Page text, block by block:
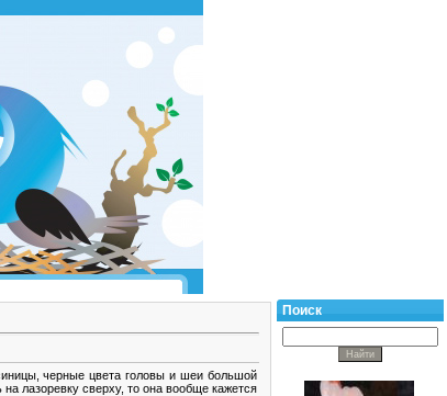
черные цвета головы и шеи большой
лазоревку сверху, то она вообще кажется
Поиск